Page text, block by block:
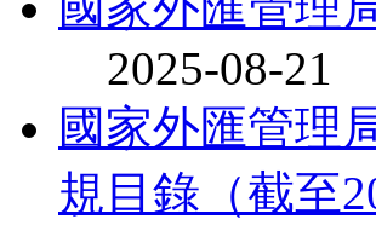
2025-08-21
國家外匯管理
規目錄（截至